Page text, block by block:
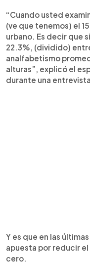
“Cuando usted
(ve que tenemos) el
urbano. Es decir que
22.3%, (dividido)
analfabetismo
alturas”, explicó el
durante una
Y es que en las
apuesta por reducir
cero.